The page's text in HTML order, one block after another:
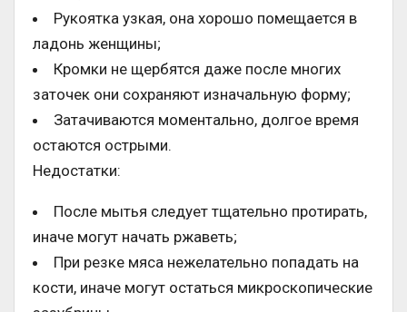
Рукоятка узкая, она хорошо помещается в
ладонь женщины;
Кромки не щербятся даже после многих
заточек они сохраняют изначальную форму;
Затачиваются моментально, долгое время
остаются острыми.
Недостатки:
После мытья следует тщательно протирать,
иначе могут начать ржаветь;
При резке мяса нежелательно попадать на
кости, иначе могут остаться микроскопические